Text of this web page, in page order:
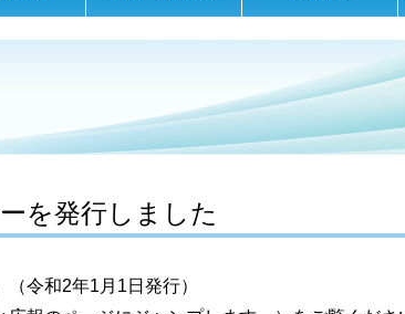
を発行しました
令和2年1月1日発行）